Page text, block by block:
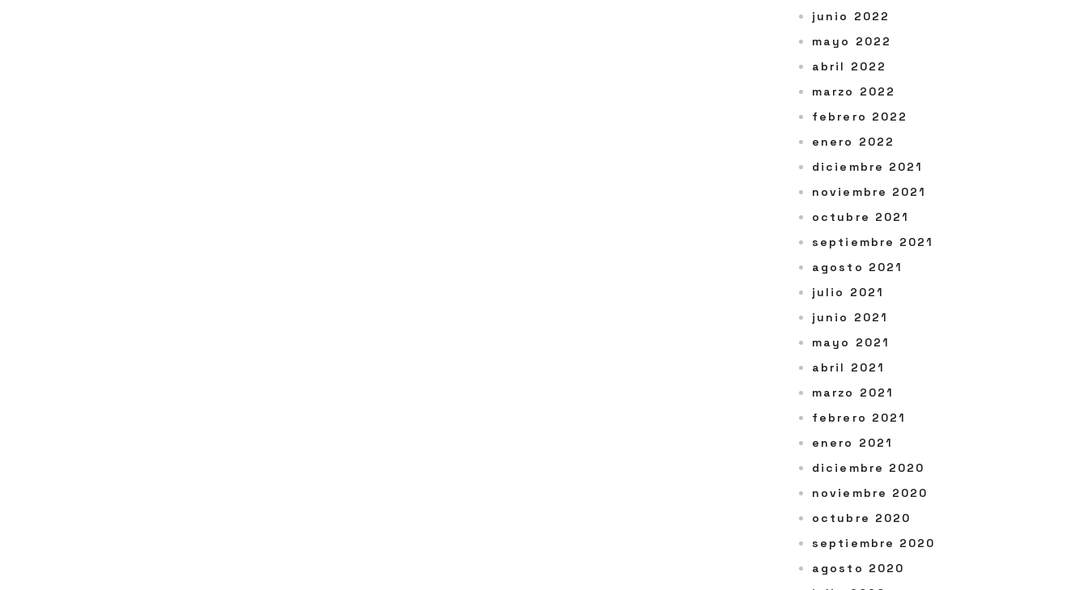
junio 2022
mayo 2022
abril 2022
marzo 2022
febrero 2022
enero 2022
diciembre 2021
noviembre 2021
octubre 2021
septiembre 2021
agosto 2021
julio 2021
junio 2021
mayo 2021
abril 2021
marzo 2021
febrero 2021
enero 2021
diciembre 2020
noviembre 2020
octubre 2020
septiembre 2020
agosto 2020